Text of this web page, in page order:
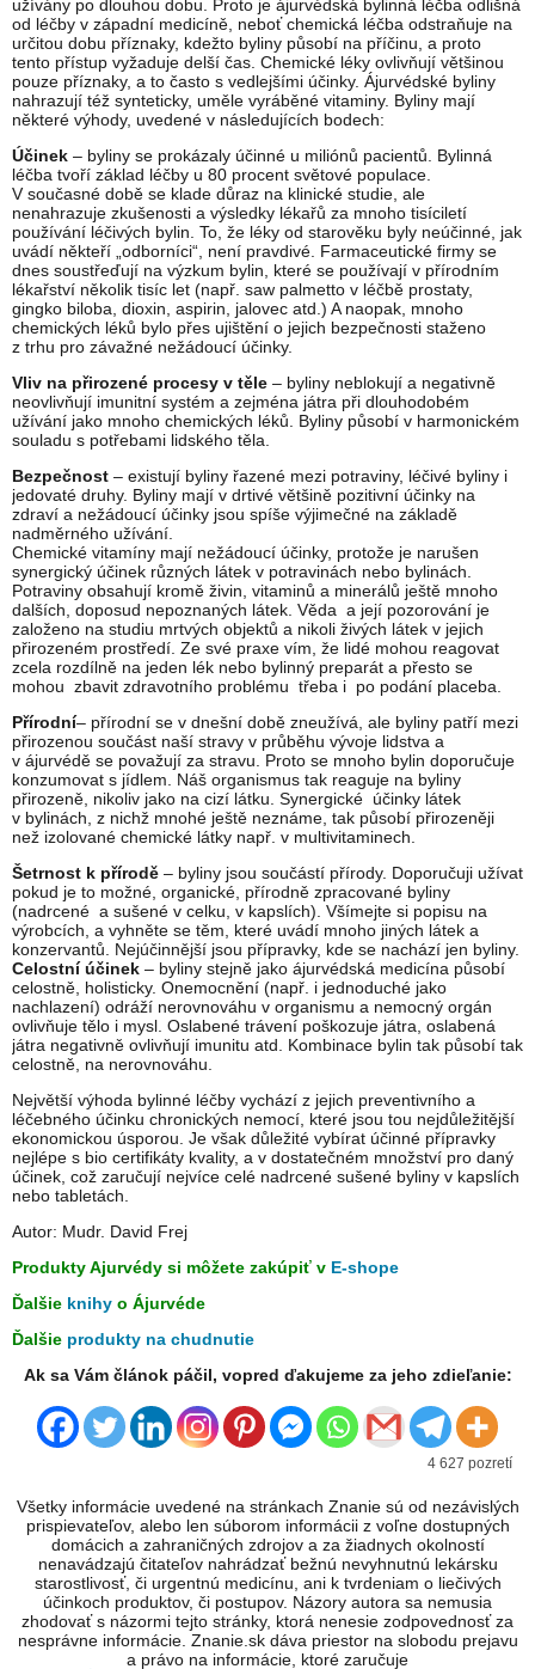
užívány po dlouhou dobu. Proto je ájurvédská bylinná léčba odlišná
od léčby v západní medicíně, neboť chemická léčba odstraňuje na
určitou dobu příznaky, kdežto byliny působí na příčinu, a proto
tento přístup vyžaduje delší čas. Chemické léky ovlivňují většinou
pouze příznaky, a to často s vedlejšími účinky. Ájurvédské byliny
nahrazují též synteticky, uměle vyráběné vitaminy. Byliny mají
některé výhody, uvedené v následujících bodech:
Účinek – byliny se prokázaly účinné u miliónů pacientů. Bylinná
léčba tvoří základ léčby u 80 procent světové populace.
V současné době se klade důraz na klinické studie, ale
nenahrazuje zkušenosti a výsledky lékařů za mnoho tisíciletí
používání léčivých bylin. To, že léky od starověku byly neúčinné, jak
uvádí někteří „odborníci“, není pravdivé. Farmaceutické firmy se
dnes soustřeďují na výzkum bylin, které se používají v přírodním
lékařství několik tisíc let (např. saw palmetto v léčbě prostaty,
gingko biloba, dioxin, aspirin, jalovec atd.) A naopak, mnoho
chemických léků bylo přes ujištění o jejich bezpečnosti staženo
z trhu pro závažné nežádoucí účinky.
Vliv na přirozené procesy v těle – byliny neblokují a negativně
neovlivňují imunitní systém a zejména játra při dlouhodobém
užívání jako mnoho chemických léků. Byliny působí v harmonickém
souladu s potřebami lidského těla.
Bezpečnost – existují byliny řazené mezi potraviny, léčivé byliny i
jedovaté druhy. Byliny mají v drtivé většině pozitivní účinky na
zdraví a nežádoucí účinky jsou spíše výjimečné na základě
nadměrného užívání.
Chemické vitamíny mají nežádoucí účinky, protože je narušen
synergický účinek různých látek v potravinách nebo bylinách.
Potraviny obsahují kromě živin, vitaminů a minerálů ještě mnoho
dalších, doposud nepoznaných látek. Věda a její pozorování je
založeno na studiu mrtvých objektů a nikoli živých látek v jejich
přirozeném prostředí. Ze své praxe vím, že lidé mohou reagovat
zcela rozdílně na jeden lék nebo bylinný preparát a přesto se
mohou zbavit zdravotního problému třeba i po podání placeba.
Přírodní– přírodní se v dnešní době zneužívá, ale byliny patří mezi
přirozenou součást naší stravy v průběhu vývoje lidstva a
v ájurvédě se považují za stravu. Proto se mnoho bylin doporučuje
konzumovat s jídlem. Náš organismus tak reaguje na byliny
přirozeně, nikoliv jako na cizí látku. Synergické účinky látek
v bylinách, z nichž mnohé ještě neznáme, tak působí přirozeněji
než izolované chemické látky např. v multivitaminech.
Šetrnost k přírodě – byliny jsou součástí přírody. Doporučuji užívat
pokud je to možné, organické, přírodně zpracované byliny
(nadrcené a sušené v celku, v kapslích). Všímejte si popisu na
výrobcích, a vyhněte se těm, které uvádí mnoho jiných látek a
konzervantů. Nejúčinnější jsou přípravky, kde se nachází jen byliny.
Celostní účinek – byliny stejně jako ájurvédská medicína působí
celostně, holisticky. Onemocnění (např. i jednoduché jako
nachlazení) odráží nerovnováhu v organismu a nemocný orgán
ovlivňuje tělo i mysl. Oslabené trávení poškozuje játra, oslabená
játra negativně ovlivňují imunitu atd. Kombinace bylin tak působí tak
celostně, na nerovnováhu.
Největší výhoda bylinné léčby vychází z jejich preventivního a
léčebného účinku chronických nemocí, které jsou tou nejdůležitější
ekonomickou úsporou. Je však důležité vybírat účinné přípravky
nejlépe s bio certifikáty kvality, a v dostatečném množství pro daný
účinek, což zaručují nejvíce celé nadrcené sušené byliny v kapslích
nebo tabletách.
Autor: Mudr. David Frej
Produkty Ajurvédy si môžete zakúpiť v E-shope
Ďalšie knihy o Ájurvéde
Ďalšie produkty na chudnutie
Ak sa Vám článok páčil, vopred ďakujeme za jeho zdieľanie:
4 627 pozretí
Všetky informácie uvedené na stránkach Znanie sú od nezávislých
prispievateľov, alebo len súborom informácii z voľne dostupných
domácich a zahraničných zdrojov a za žiadnych okolností
nenavádzajú čitateľov nahrádzať bežnú nevyhnutnú lekársku
starostlivosť, či urgentnú medicínu, ani k tvrdeniam o liečivých
účinkoch produktov, či postupov. Názory autora sa nemusia
zhodovať s názormi tejto stránky, ktorá nenesie zodpovednosť za
nesprávne informácie. Znanie.sk dáva priestor na slobodu prejavu
a právo na informácie, ktoré zaručuje